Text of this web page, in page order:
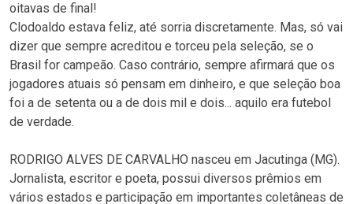
oitavas de final!
Clodoaldo estava feliz, até sorria discretamente. Mas, só vai
dizer que sempre acreditou e torceu pela seleção, se o
Brasil for campeão. Caso contrário, sempre afirmará que os
jogadores atuais só pensam em dinheiro, e que seleção boa
foi a de setenta ou a de dois mil e dois... aquilo era futebol
de verdade.
RODRIGO ALVES DE CARVALHO nasceu em Jacutinga (MG).
Jornalista, escritor e poeta, possui diversos prêmios em
vários estados e participação em importantes coletâneas de